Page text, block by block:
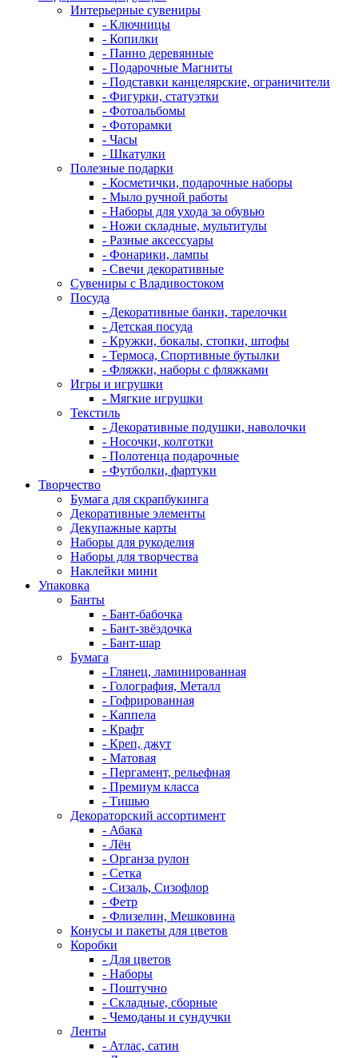
Интерьерные сувениры
- Ключницы
- Копилки
- Панно деревянные
- Подарочные Магниты
- Подставки канцелярские, ограничители
- Фигурки, статуэтки
- Фотоальбомы
- Фоторамки
- Часы
- Шкатулки
Полезные подарки
- Косметички, подарочные наборы
- Мыло ручной работы
- Наборы для ухода за обувью
- Ножи складные, мультитулы
- Разные аксессуары
- Фонарики, лампы
- Свечи декоративные
Сувениры с Владивостоком
Посуда
- Декоративные банки, тарелочки
- Детская посуда
- Кружки, бокалы, стопки, штофы
- Термоса, Спортивные бутылки
- Фляжки, наборы с фляжками
Игры и игрушки
- Мягкие игрушки
Текстиль
- Декоративные подушки, наволочки
- Носочки, колготки
- Полотенца подарочные
- Футболки, фартуки
Творчество
Бумага для скрапбукинга
Декоративные элементы
Декупажные карты
Наборы для рукоделия
Наборы для творчества
Наклейки мини
Упаковка
Банты
- Бант-бабочка
- Бант-звёздочка
- Бант-шар
Бумага
- Глянец, ламинированная
- Голография, Металл
- Гофрированная
- Каппела
- Крафт
- Креп, джут
- Матовая
- Пергамент, рельефная
- Премиум класса
- Тишью
Декораторский ассортимент
- Абака
- Лён
- Органза рулон
- Сетка
- Сизаль, Сизофлор
- Фетр
- Флизелин, Мешковина
Конусы и пакеты для цветов
Коробки
- Для цветов
- Наборы
- Поштучно
- Складные, сборные
- Чемоданы и сундучки
Ленты
- Атлас, сатин